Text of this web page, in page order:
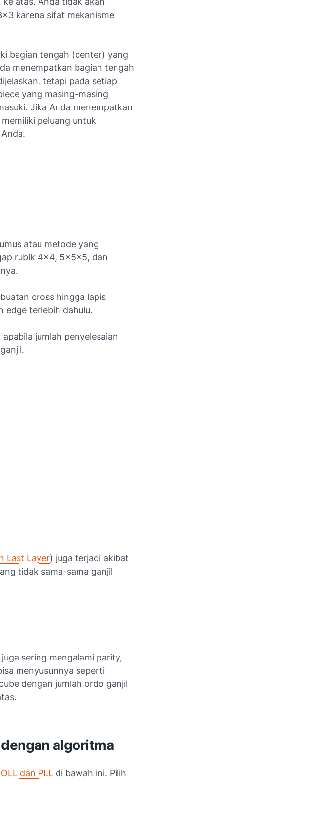
karena sifat mekanisme
bagian tengah (center) yang
menempatkan bagian tengah
tetapi pada setiap
yang masing-masing
Jika Anda menempatkan
peluang untuk
atau metode yang
rubik 4x4, 5x5x5, dan
cross hingga lapis
edge terlebih dahulu.
apabila jumlah penyelesaian
Last Layer) juga terjadi akibat
tidak sama-sama ganjil
sering mengalami parity,
menyusunnya seperti
cube dengan jumlah ordo ganjil
algoritma
OLL dan PLL di bawah ini. Pilih